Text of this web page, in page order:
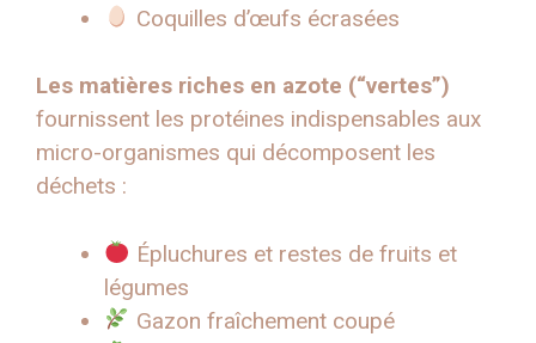
Coquilles d’œufs écrasées
Les matières riches en azote (“vertes”)
fournissent les protéines indispensables aux
micro-organismes qui décomposent les
déchets :
Épluchures et restes de fruits et
légumes
Gazon fraîchement coupé